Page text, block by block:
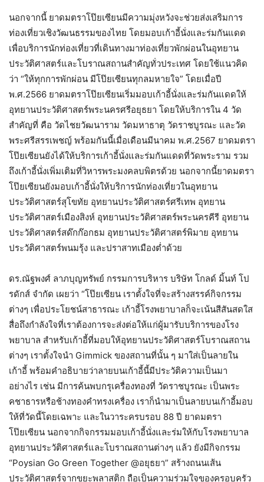
นอกจากนี้ ยาดมตราโป๊ยเซียนมีความมุ่งหวังจะช่วยส่งเสริมการ
ท่องเที่ยวเชิงวัฒนธรรมของไทย โดยมอบเก้าอี้นั่งและร่มกันแดด
เพื่อบริการนักท่องเที่ยวที่เดินทางมาท่องเที่ยวพักผ่อนในอุทยาน
ประวัติศาสตร์และโบราณสถานสำคัญทั่วประเทศ โดยใช้แนวคิด
ว่า “ให้ทุกการพักผ่อน มีโป๊ยเซียนทุกลมหายใจ” โดยเมื่อปี
พ.ศ.2566 ยาดมตราโป๊ยเซียนเริ่มมอบเก้าอี้นั่งและร่มกันแดดให้
อุทยานประวัติศาสตร์พระนครศรีอยุธยา โดยให้บริการใน 4 วัด
สำคัญที่ คือ วัดไชยวัฒนาราม วัดมหาธาตุ วัดราชบูรณะ และวัด
พระศรีสรรเพชญ์ พร้อมกันนี้เมื่อเดือนมีนาคม พ.ศ.2567 ยาดมตรา
โป๊ยเซียนยังได้ให้บริการเก้าอี้นั่งและร่มกันแดดที่วัดพระราม รวม
ถึงเก้าอี้นั่งเพิ่มเติมที่วิหารพระมงคลบพิตรด้วย นอกจากนี้ยาดมตรา
โป๊ยเซียนยังมอบเก้าอี้นั่งให้บริการนักท่องเที่ยวในอุทยาน
ประวัติศาสตร์สุโขทัย อุทยานประวัติศาสตร์ศรีเทพ อุทยาน
ประวัติศาสตร์เมืองสิงห์ อุทยานประวัติศาสตร์พระนครคีรี อุทยาน
ประวัติศาสตร์สด๊กก๊อกธม อุทยานประวัติศาสตร์พิมาย อุทยาน
ประวัติศาสตร์พนมรุ้ง และปราสาทเมืองต่ำด้วย
ดร.ณัฐพงศ์ ลาภบุญทรัพย์ กรรมการบริหาร บริษัท โกลด์ มิ้นท์ โป
รดักส์ จำกัด เผยว่า “โป๊ยเซียน เราตั้งใจที่จะสร้างสรรค์กิจกรรม
ต่างๆ เพื่อประโยชน์สาธารณะ เก้าอี้โรงพยาบาลก็จะเน้นสีสันสดใส
สื่อถึงกำลังใจที่เราต้องการจะส่งต่อให้แก่ผู้มารับบริการของโรง
พยาบาล สำหรับเก้าอี้ที่มอบให้อุทยานประวัติศาสตร์โบราณสถาน
ต่างๆ เราตั้งใจนำ Gimmick ของสถานที่นั้น ๆ มาใส่เป็นลายใน
เก้าอี้ พร้อมคำอธิบายว่าลายบนเก้าอี้นี้มีประวัติความเป็นมา
อย่างไร เช่น มีการค้นพบกรุเครื่องทองที่ วัดราชบูรณะ เป็นพระ
คชาธารหรือช้างทองคำทรงเครื่อง เราก็นำมาเป็นลายบนเก้าอี้มอบ
ให้ที่วัดนี้โดยเฉพาะ และในวาระครบรอบ 88 ปี ยาดมตรา
โป๊ยเซียน นอกจากกิจกรรมมอบเก้าอี้นั่งและร่มให้กับโรงพยาบาล
อุทยานประวัติศาสตร์และโบราณสถานต่างๆ แล้ว ยังมีกิจกรรม
“Poysian Go Green Together @อยุธยา” สร้างถนนเส้น
ประวัติศาสตร์จากขยะพลาสติก ถือเป็นความร่วมใจของครอบครัว